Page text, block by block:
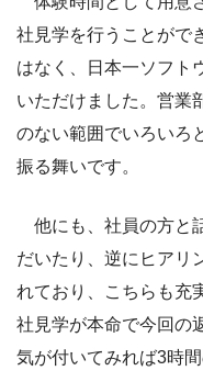
社見学を行うことがで
はなく、日本一ソフト
いただけました。営業
のない範囲でいろいろ
振る舞いです。
他にも、社員の方と
だいたり、逆にヒアリ
れており、こちらも充
社見学が本命で今回の
気が付いてみれば3時